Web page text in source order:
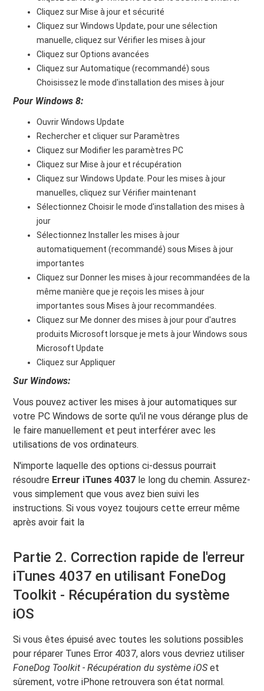
Cliquez sur Mise à jour et sécurité
Cliquez sur Windows Update, pour une sélection
manuelle, cliquez sur Vérifier les mises à jour
Cliquez sur Options avancées
Cliquez sur Automatique (recommandé) sous
Choisissez le mode d'installation des mises à jour
Pour Windows 8:
Ouvrir Windows Update
Rechercher et cliquer sur Paramètres
Cliquez sur Modifier les paramètres PC
Cliquez sur Mise à jour et récupération
Cliquez sur Windows Update. Pour les mises à jour
manuelles, cliquez sur Vérifier maintenant
Sélectionnez Choisir le mode d'installation des mises à
jour
Sélectionnez Installer les mises à jour
automatiquement (recommandé) sous Mises à jour
importantes
Cliquez sur Donner les mises à jour recommandées de la
même manière que je reçois les mises à jour
importantes sous Mises à jour recommandées.
Cliquez sur Me donner des mises à jour pour d'autres
produits Microsoft lorsque je mets à jour Windows sous
Microsoft Update
Cliquez sur Appliquer
Sur Windows:
Vous pouvez activer les mises à jour automatiques sur
votre PC Windows de sorte qu'il ne vous dérange plus de
le faire manuellement et peut interférer avec les
utilisations de vos ordinateurs.
N'importe laquelle des options ci-dessus pourrait
résoudre Erreur iTunes 4037 le long du chemin. Assurez-
vous simplement que vous avez bien suivi les
instructions. Si vous voyez toujours cette erreur même
après avoir fait la
Partie 2. Correction rapide de l'erreur
iTunes 4037 en utilisant FoneDog
Toolkit - Récupération du système
iOS
Si vous êtes épuisé avec toutes les solutions possibles
pour réparer Tunes Error 4037, alors vous devriez utiliser
FoneDog Toolkit - Récupération du système iOSet
sûrement, votre iPhone retrouvera son état normal.